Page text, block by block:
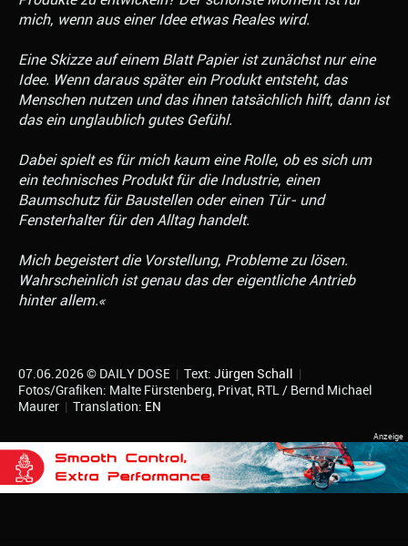
mich, wenn aus einer Idee etwas Reales wird.
Eine Skizze auf einem Blatt Papier ist zunächst nur eine
Idee. Wenn daraus später ein Produkt entsteht, das
Menschen nutzen und das ihnen tatsächlich hilft, dann ist
das ein unglaublich gutes Gefühl.
Dabei spielt es für mich kaum eine Rolle, ob es sich um
ein technisches Produkt für die Industrie, einen
Baumschutz für Baustellen oder einen Tür- und
Fensterhalter für den Alltag handelt.
Mich begeistert die Vorstellung, Probleme zu lösen.
Wahrscheinlich ist genau das der eigentliche Antrieb
hinter allem.«
07.06.2026 © DAILY DOSE | Text: Jürgen Schall |
Fotos/Grafiken: Malte Fürstenberg, Privat, RTL / Bernd Michael
Maurer | Translation: EN